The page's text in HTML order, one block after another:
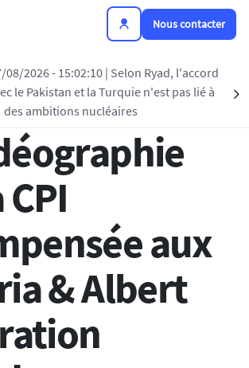
Nous contacter
08/2026 - 15:02:10 | Selon Ryad, l'accord
le Pakistan et la Turquie n'est pas lié à
des ambitions nucléaires
liste
aux
& Albert